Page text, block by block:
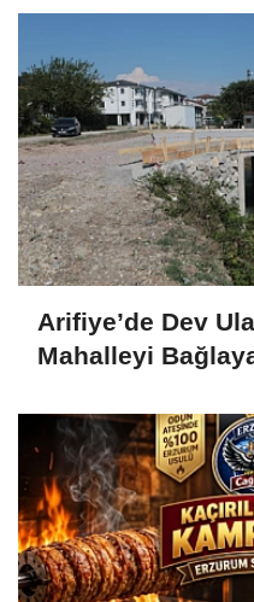
Arifiye’de Dev
Mahalleyi